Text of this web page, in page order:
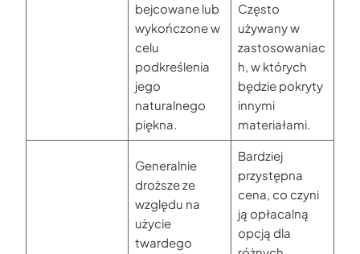
bejcowane lub
wykończone w
celu
podkreślenia
jego
naturalnego
piękna.
Często
używany w
zastosowaniac
h, w których
będzie pokryty
innymi
materiałami.
Generalnie
droższe ze
względu na
użycie
twardego
Bardziej
przystępna
cena, co czyni
ją opłacalną
opcją dla